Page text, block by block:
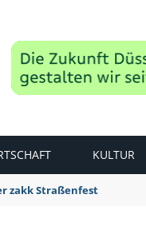
KULTUR
zakk Straßenfest